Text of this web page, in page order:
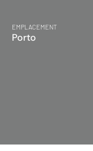
EMPLACEMENT
Porto